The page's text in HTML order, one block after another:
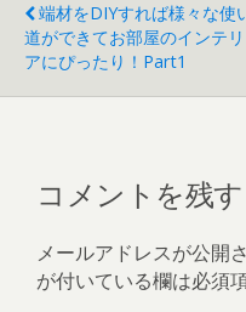
端材をDIYすれば様々な使
道ができてお部屋のインテリ
アにぴったり！part1
コメントを残す
メールアドレスが公開
が付いている欄は必須